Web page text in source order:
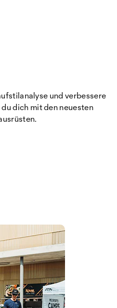
und verbessere
dich mit den neuesten